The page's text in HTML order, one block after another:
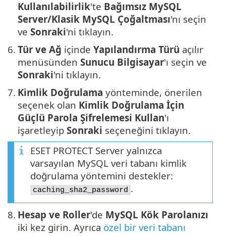
Kullanılabilirlik'te Bağımsız MySQL
Server/Klasik MySQL Çoğaltması'nı seçin
ve Sonraki'ni tıklayın.
6. Tür ve Ağ içinde Yapılandırma Türü açılır
menüsünden Sunucu Bilgisayar'ı seçin ve
Sonraki'ni tıklayın.
7. Kimlik Doğrulama yönteminde, önerilen
seçenek olan Kimlik Doğrulama İçin
Güçlü Parola Şifrelemesi Kullan'ı
işaretleyip Sonraki seçeneğini tıklayın.
ESET PROTECT Server yalnızca
varsayılan MySQL veri tabanı kimlik
doğrulama yöntemini destekler:
caching_sha2_password .
8. Hesap ve Roller'de MySQL Kök Parolanızı
iki kez girin. Ayrıca özel bir veri tabanı